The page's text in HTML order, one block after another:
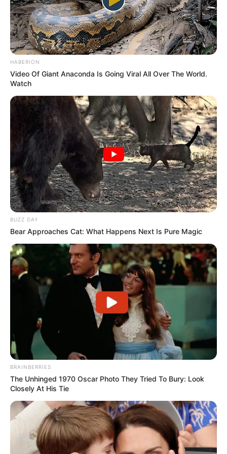
gyermekeket segít.
A kidőlő fa négy embert temetett maga alá. A
helyszínen életét vesztette egy 21 éves nő és egy
16 éves lány, míg a 21 éves nő 10 hónapos kislánya
később a kórházban halt bele sérüléseibe. Egy 18
éves nőt súlyos állapotban, mentőhelikopterrel
szállítottak kórházba. A tragédia után
pszichológusokat és krízishelyzetek kezelésére
HABERION
Video Of Giant Anaconda Is Going Viral All Over The World.
Watch
BUZZ DAY
Bear Approaches Cat: What Happens Next Is Pure Magic
BRAINBERRIES
The Unhinged 1970 Oscar Photo They Tried To Bury: Look
Closely At His Tie